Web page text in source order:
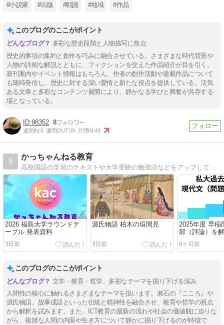
#小説家 #出版 #戦国 #地域 #作品
このブログのここがポイント
多彩な歴史段階と人物描写に焦点
歴史的事項の集約と創作を巧みに融合させている。さまざまな時代背景や
人物の詳細な解説とともに、フィクションを交えた作品紹介が目を引く。
新刊案内やイベント情報はもちろん、作者の創作活動や連載作品について
も随時発信し、歴史に対する深い愛情と新たな視点を提供している。活気
ある文章と多彩なコンテンツ展開により、静かなる学びと興奮が共存する
場となっている。
98352 8
週間IN:6 週間OUT:39 月間IN:48
9
かっちゃんねる教育
高校国語の学習のテキストや大学受験の勉強法などをアップしています。テスト解説動画などの紹介もしており、日本中の高校生が参考にしてくれています。自筆の小説の紹介や電子書籍の案内もしています。
2026 福島大学ラウンドテ
ーブル 発表資料
3日前
源氏物語 柏木の垣間見
3日前
2025年度 早稲
部（評論）を
AI（Assist
解法
6ヶ月前
このブログのここがポイント
文学・教育・哲学、多彩なテーマを掘り下げる深み
人間性の核心に触れるさまざまなテーマを扱います。漱石の『こころ』や
源氏物語、故事成語といった伝統と精神性を融合させ、教育や哲学の視点
から解釈を試みます。また、ICT教育の最新の流れや社会の価値観に迫りな
がら、複雑な人間の内面や生き方について静かに掘り下げるのが特徴で